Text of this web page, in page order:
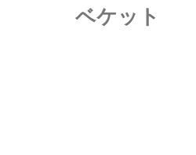
ベケット